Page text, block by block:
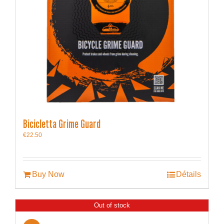
Bicicletta Grime Guard
€22.50
Buy Now Détails
Out of stock